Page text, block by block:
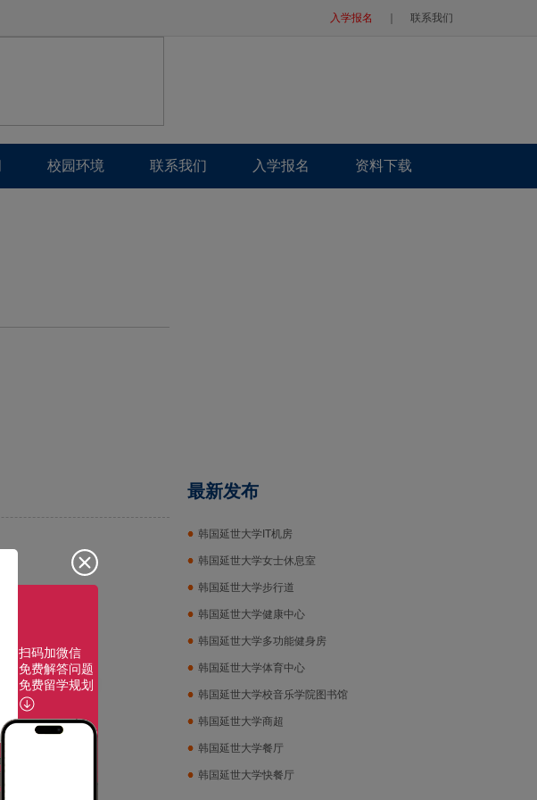
入学报名 联系我们
校园环境 联系我们 入学报名 资料下载
最新发布
韩国延世大学IT机房
韩国延世大学女士休息室
韩国延世大学步行道
韩国延世大学健康中心
韩国延世大学多功能健身房
韩国延世大学体育中心
韩国延世大学校音乐学院图书馆
韩国延世大学商超
韩国延世大学餐厅
韩国延世大学快餐厅
扫码加微信
免费解答问题
免费留学规划